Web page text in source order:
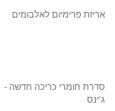
אריזת פרימיום לאלבומים
סדרת חומרי כריכה חדשה -
ג'ינס